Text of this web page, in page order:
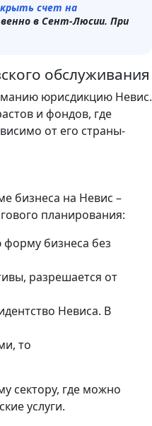
счет на
в Сент-Люсии. При
обслуживания
юрисдикцию Невис.
и фондов, где
от его страны-
бизнеса на Невис –
планирования:
бизнеса без
разрешается от
Невиса. В
то
сектору, где можно
услуги.